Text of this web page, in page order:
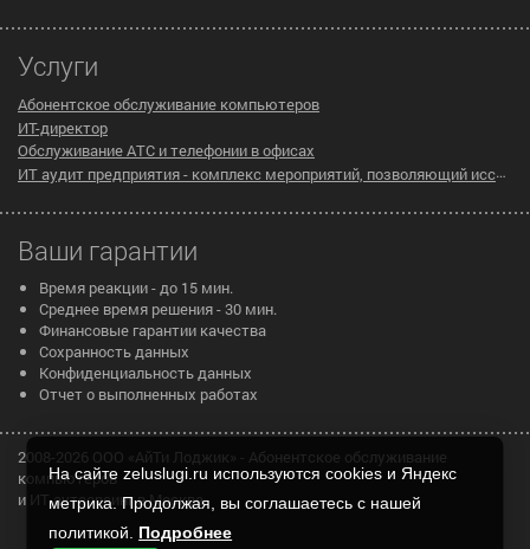
Услуги
Абонентское обслуживание компьютеров
ИТ-директор
Обслуживание АТС и телефонии в офисах
ИТ аудит предприятия - комплекс мероприятий, позволяющий исследовать существующую инфраструктуру компании на предмет эффективности ее работы
Ваши гарантии
Время реакции - до 15 мин.
Среднее время решения - 30 мин.
Финансовые гарантии качества
Сохранность данных
Конфиденциальность данных
Отчет о выполненных работах
2008-2026 ООО «АйТи Лоджик» - Абонентское обслуживание
компьютеров
и ИТ аутсорсинг в Москве
На сайте zeluslugi.ru используются cookies и Яндекс
метрика. Продолжая, вы соглашаетесь с нашей
политикой. Подробнее